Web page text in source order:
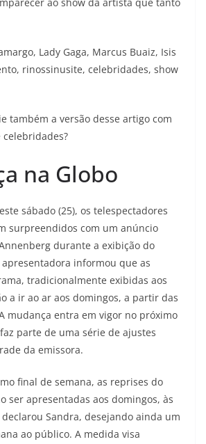
Lady Gaga, Marcus Buaiz, Isis
rinossinusite, celebridades, show
também a versão desse artigo com
celebridades?
na Globo
sábado (25), os telespectadores
surpreendidos com um anúncio
durante a exibição do
apresentadora informou que as
tradicionalmente exibidas aos
a ir ao ar aos domingos, a partir das
mudança entra em vigor no próximo
parte de uma série de ajustes
da emissora.
final de semana, as reprises do
ser apresentadas aos domingos, às
Sandra, desejando ainda um
ao público. A medida visa